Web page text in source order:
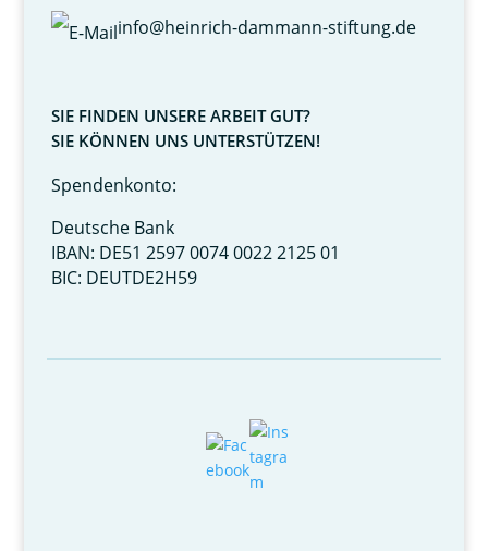
info@heinrich-dammann-stiftung.de
SIE FINDEN UNSERE ARBEIT GUT?
SIE KÖNNEN UNS UNTERSTÜTZEN!
Spendenkonto:
Deutsche Bank
IBAN: DE51 2597 0074 0022 2125 01
BIC: DEUTDE2H59